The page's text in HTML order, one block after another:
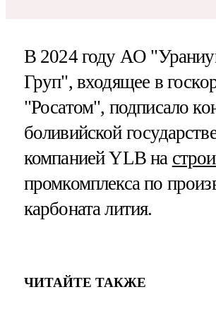
В 2024 году АО
Груп", входящее в
"Росатом", подписало
боливийской
компанией YLB на
промкомплекса по
карбоната лития.
ЧИТАЙТЕ ТАКЖЕ